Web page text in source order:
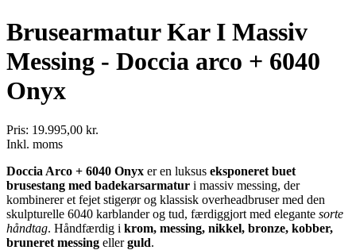
Brusearmatur Kar I Massiv
Messing - Doccia arco + 6040
Onyx
Pris: 19.995,00 kr.
Inkl. moms
Doccia Arco + 6040 Onyx er en luksus eksponeret buet
brusestang med badekarsarmatur i massiv messing, der
kombinerer et fejet stigerør og klassisk overheadbruser med den
skulpturelle 6040 karblander og tud, færdiggjort med elegante sorte
håndtag. Håndfærdig i krom, messing, nikkel, bronze, kobber,
bruneret messing ellerguld.